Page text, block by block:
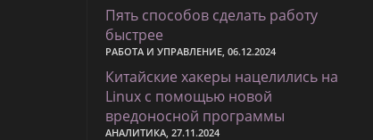
Пять способов сделать работу
быстрее
РАБОТА И УПРАВЛЕНИЕ, 06.12.2024
Китайские хакеры нацелились на
Linux с помощью новой
вредоносной программы
АНАЛИТИКА, 27.11.2024